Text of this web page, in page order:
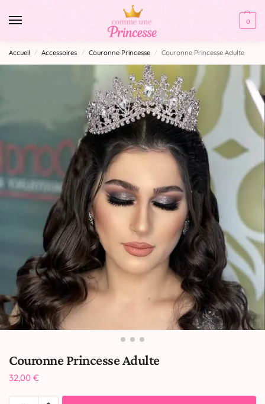
0
Accueil / Accessoires / Couronne Princesse / Couronne Princesse Adulte
Couronne Princesse Adulte
32,00 €